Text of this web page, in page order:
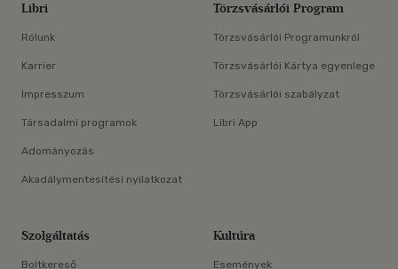
Libri
Rólunk
Karrier
Impresszum
Társadalmi programok
Adományozás
Akadálymentesítési nyilatkozat
Törzsvásárlói Program
Törzsvásárlói Programunkról
Törzsvásárlói Kártya egyenlege
Törzsvásárlói szabályzat
Libri App
Szolgáltatás
Boltkereső
Kultúra
Események